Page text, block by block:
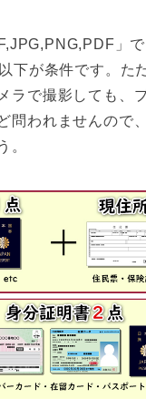
」
下が条件です。た
ラで撮影しても、
問われませんので
。